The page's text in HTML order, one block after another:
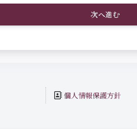
次へ進む
個人情報保護方針